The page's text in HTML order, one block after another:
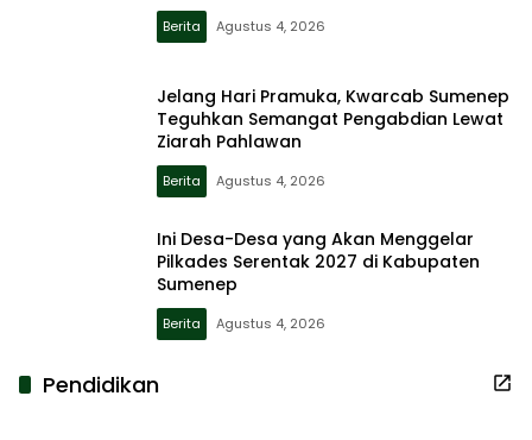
Berita Agustus 4, 2026
Jelang Hari Pramuka, Kwarcab Sumenep
Teguhkan Semangat Pengabdian Lewat
Ziarah Pahlawan
Berita Agustus 4, 2026
Ini Desa-Desa yang Akan Menggelar
Pilkades Serentak 2027 di Kabupaten
Sumenep
Berita Agustus 4, 2026
Pendidikan